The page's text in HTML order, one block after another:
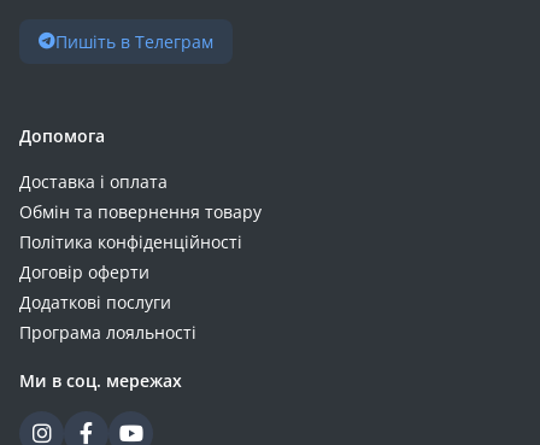
Пишіть в Телеграм
Допомога
Доставка і оплата
Обмін та повернення товару
Політика конфіденційності
Договір оферти
Додаткові послуги
Програма лояльності
Ми в соц. мережах